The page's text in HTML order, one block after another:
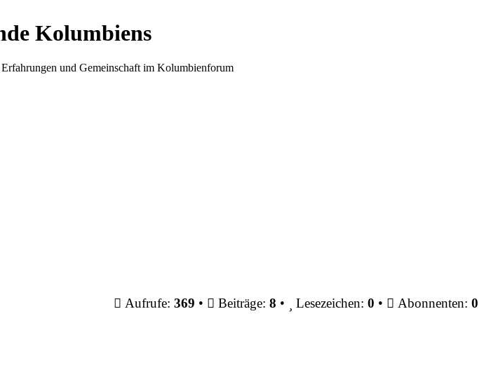
Kolumbiens
und Gemeinschaft im Kolumbienforum
Aufrufe: 369 • Beiträge: 8 • Lesezeichen: 0 • Abonnenten: 0